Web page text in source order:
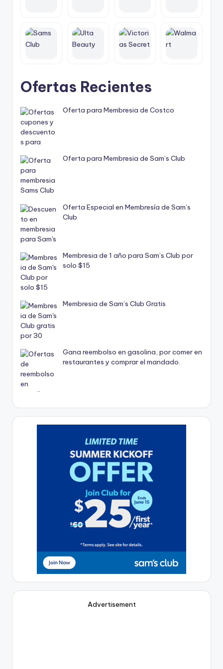
Ofertas Recientes
Oferta para Membresia de Costco
Oferta para Membresia de Sam’s Club
Oferta Especial en Membresía de Sam’s
Club
Membresia de 1 año para Sam’s Club por
solo $15
Membresia de Sam’s Club Gratis
Gana reembolso en gasolina, por comer en
restaurantes y comprar el mandado.
Advertisement